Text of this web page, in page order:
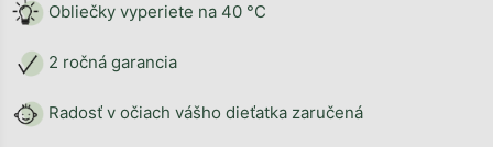
Obliečky vyperiete na 40 °C
2 ročná garancia
Radosť v očiach vášho dieťatka zaručená